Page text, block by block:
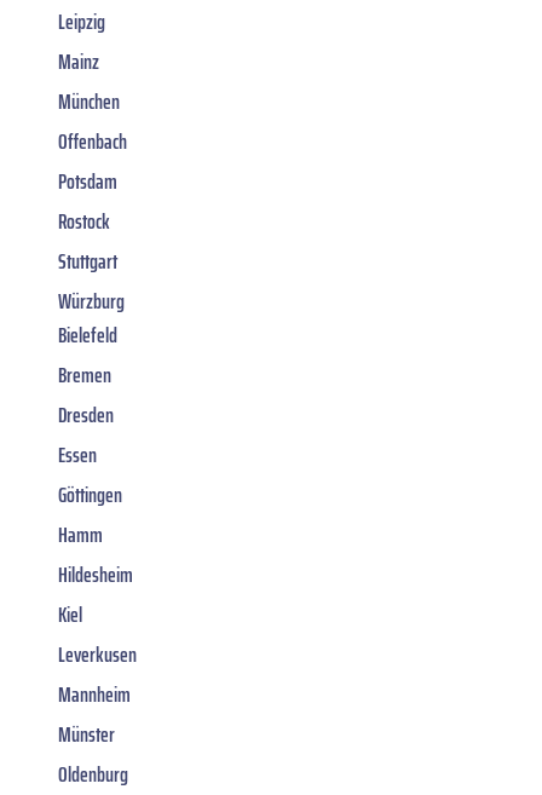
Leipzig
Mainz
München
Offenbach
Potsdam
Rostock
Stuttgart
Würzburg
Bielefeld
Bremen
Dresden
Essen
Göttingen
Hamm
Hildesheim
Kiel
Leverkusen
Mannheim
Münster
Oldenburg